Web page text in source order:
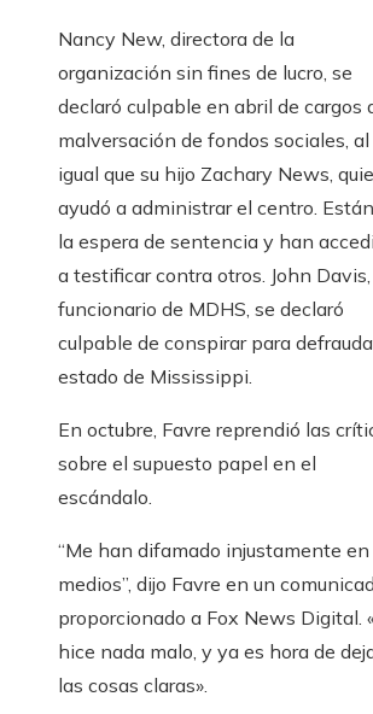
Nancy New, directora de la
organización sin fines de lucro, se
declaró culpable en abril de cargos
malversación de fondos sociales, al
igual que su hijo Zachary News,
ayudó a administrar el centro.
la espera de sentencia y han
a testificar contra otros. John
funcionario de MDHS, se declaró
culpable de conspirar para
estado de Mississippi.
En octubre, Favre reprendió las
sobre el supuesto papel en el
escándalo.
“Me han difamado injustamente en
medios”, dijo Favre en un
proporcionado a Fox News Digital.
hice nada malo, y ya es hora de
las cosas claras».